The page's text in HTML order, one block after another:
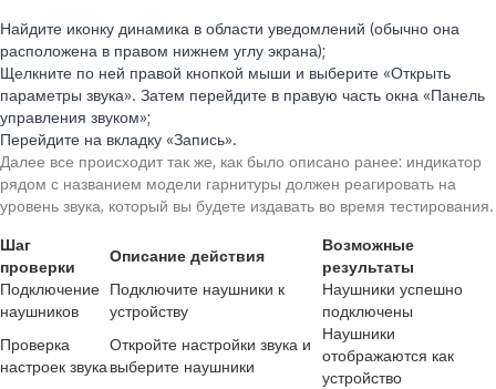
Найдите иконку динамика в области уведомлений (обычно она
расположена в правом нижнем углу экрана);
Щелкните по ней правой кнопкой мыши и выберите «Открыть
параметры звука». Затем перейдите в правую часть окна «Панель
управления звуком»;
Перейдите на вкладку «Запись».
Далее все происходит так же, как было описано ранее: индикатор
рядом с названием модели гарнитуры должен реагировать на
уровень звука, который вы будете издавать во время тестирования.
Шаг
проверки
Описание действия
Возможные
результаты
Подключение
наушников
Подключите наушники к
устройству
Наушники успешно
подключены
Проверка
настроек звука
Откройте настройки звука и
выберите наушники
Наушники
отображаются как
устройство